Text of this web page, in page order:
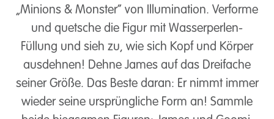
„Minions & Monster“ von Illumination. Verforme
und quetsche die Figur mit Wasserperlen-
Füllung und sieh zu, wie sich Kopf und Körper
ausdehnen! Dehne James auf das Dreifache
seiner Größe. Das Beste daran: Er nimmt immer
wieder seine ursprüngliche Form an! Sammle